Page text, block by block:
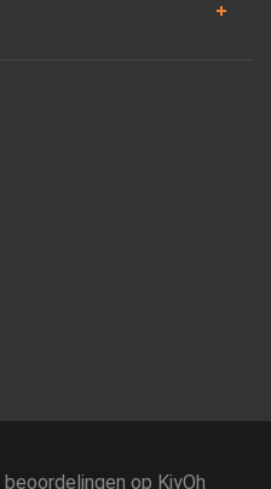
beoordelingen op KiyOh